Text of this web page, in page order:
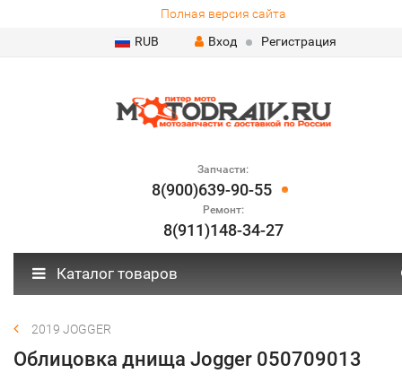
Полная версия сайта
RUB
Вход Регистрация
Запчасти:
8(900)639-90-55
Ремонт:
8(911)148-34-27
Каталог товаров
2019 JOGGER
Облицовка днища Jogger 050709013